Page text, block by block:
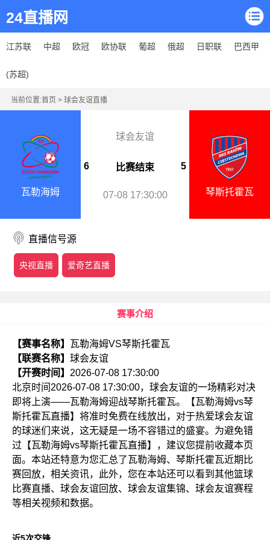
24直播网
江苏联
(苏超)
中超 欧冠 欧协联 葡超 俄超 日职联 巴西甲
当前位置:首页 > 球会友谊直播
瓦勒海姆
球会友谊
6 比赛结束 5
07-08 17:30:00 琴斯托霍瓦
直播信号源
央视直播 爱奇艺直播
赛事介绍
【赛事名称】 瓦勒海姆VS琴斯托霍瓦
【联赛名称】 球会友谊
【开赛时间】 2026-07-08 17:30:00
北京时间2026-07-08 17:30:00，球会友谊的一场精彩对决
即将上演——瓦勒海姆迎战琴斯托霍瓦。【瓦勒海姆vs琴
斯托霍瓦直播】将准时免费在线放出，对于热爱球会友谊
的球迷们来说，这无疑是一场不容错过的盛宴。为避免错
过【瓦勒海姆vs琴斯托霍瓦直播】，建议您提前收藏本页
面。本站还特意为您汇总了瓦勒海姆、琴斯托霍瓦近期比
赛回放，相关资讯，此外，您在本站还可以看到其他篮球
比赛直播、球会友谊回放、球会友谊集锦、球会友谊赛程
等相关视频和数据。